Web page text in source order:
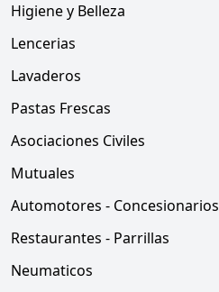
Higiene y Belleza
Lencerias
Lavaderos
Pastas Frescas
Asociaciones Civiles
Mutuales
Automotores - Concesionarios
Restaurantes - Parrillas
Neumaticos